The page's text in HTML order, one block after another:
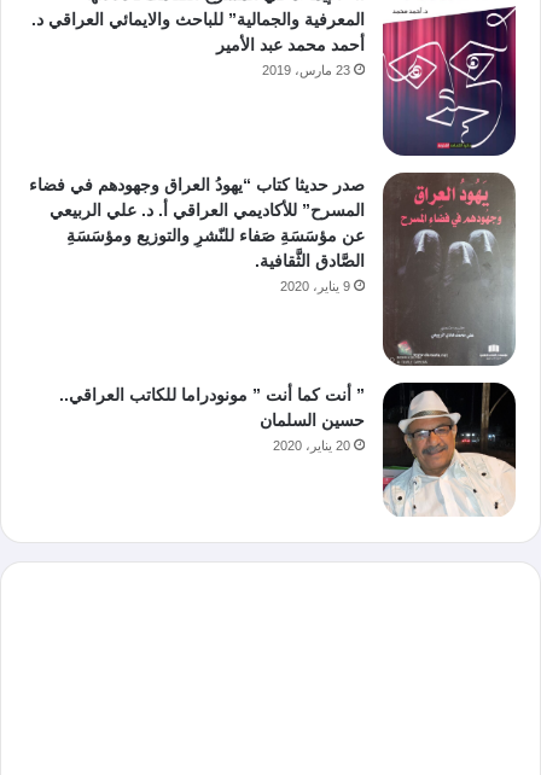
المعرفية والجمالية” للباحث والايمائي العراقي د.
أحمد محمد عبد الأمير
23 مارس، 2019
صدر حديثا كتاب “يهودُ العراق وجهودهم في فضاء
المسرح” للأكاديمي العراقي أ. د. علي الربيعي
عن مؤسَسَةِ صَفاء للنّشرِ والتوزيع ومؤسَسَةِ
الصَّادق الثَّقافية.
9 يناير، 2020
” أنت كما أنت ” مونودراما للكاتب العراقي..
حسين السلمان
20 يناير، 2020